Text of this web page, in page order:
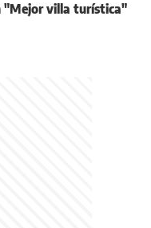
"Mejor villa turística"